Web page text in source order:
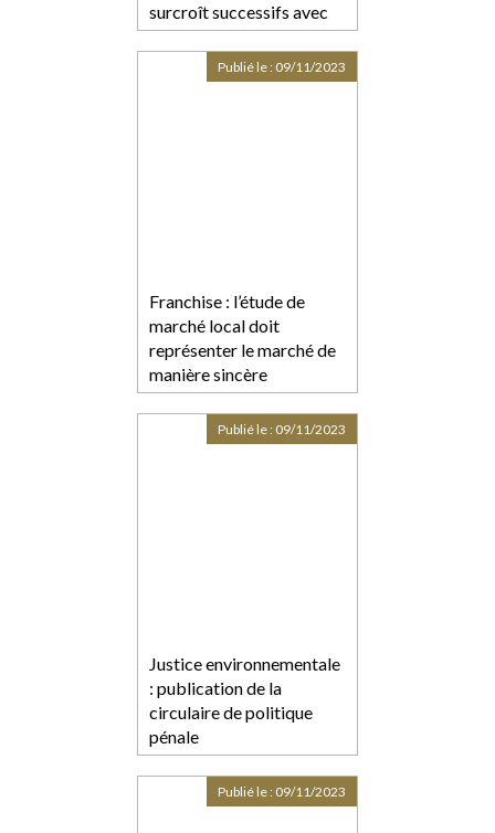
surcroît successifs avec
un même salarié
Franchise : l’étude de
marché local doit
représenter le marché de
manière sincère
Publié le : 09/11/2023
Justice environnementale
: publication de la
circulaire de politique
pénale
Publié le : 09/11/2023
Publié le : 09/11/2023